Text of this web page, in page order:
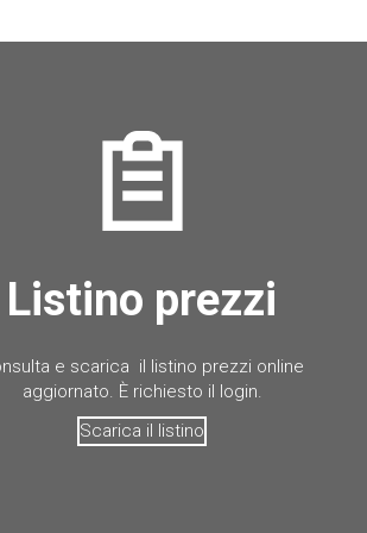
Listino prezzi
e scarica il listino prezzi online
aggiornato. È richiesto il login.
Scarica il listino